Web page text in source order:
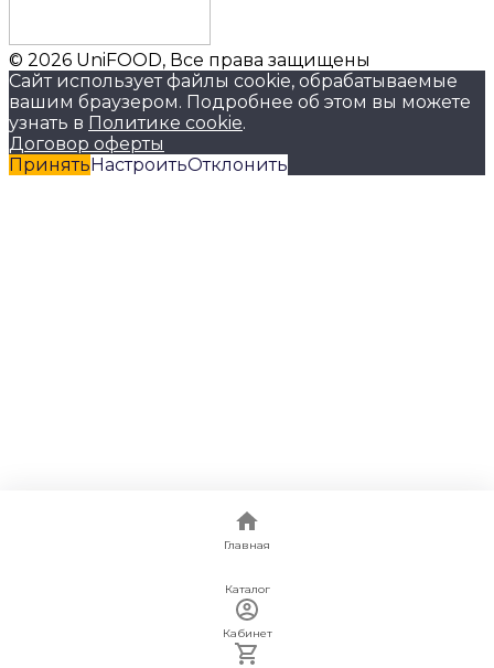
Главная
Каталог
Кабинет
© 2026 UniFOOD, Все права защищены
Сайт использует файлы cookie, обрабатываемые
вашим браузером. Подробнее об этом вы можете
узнать в Политике cookie.
Договор оферты
ПринятьНастроитьОтклонить